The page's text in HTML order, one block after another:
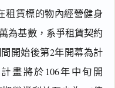
賃標的物內經營健身
為基數，系爭租賃契約
開始後第2年開幕為計
畫將於106年中旬開